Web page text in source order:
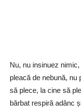
Nu, nu insinuez
pleacă de nebună,
să plece, la cine să
bărbat respiră adânc